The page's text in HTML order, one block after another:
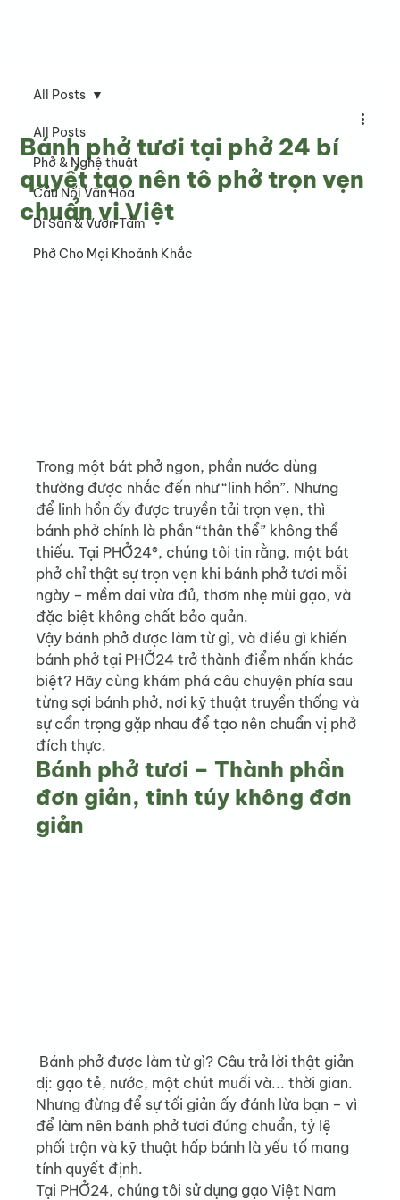
All Posts
Phở & Nghệ thuật
Cầu Nối Văn Hóa
Di Sản & Vươn Tầm
Phở Cho Mọi Khoảnh Khắc
All Posts
Bánh phở tươi tại phở 24 bí
quyết tạo nên tô phở trọn vẹn
chuẩn vị Việt
Trong một bát phở ngon, phần nước dùng
thường được nhắc đến như “linh hồn”. Nhưng
để linh hồn ấy được truyền tải trọn vẹn, thì
bánh phở chính là phần “thân thể” không thể
thiếu. Tại PHỞ24®, chúng tôi tin rằng, một bát
phở chỉ thật sự trọn vẹn khi bánh phở tươi mỗi
ngày – mềm dai vừa đủ, thơm nhẹ mùi gạo, và
đặc biệt không chất bảo quản.
Vậy bánh phở được làm từ gì, và điều gì khiến
bánh phở tại PHỞ24 trở thành điểm nhấn khác
biệt? Hãy cùng khám phá câu chuyện phía sau
từng sợi bánh phở, nơi kỹ thuật truyền thống và
sự cẩn trọng gặp nhau để tạo nên chuẩn vị phở
đích thực.
Bánh phở tươi – Thành phần
đơn giản, tinh túy không đơn
giản
dị: gạo tẻ, nước, một chút muối và... thời gian.
Nhưng đừng để sự tối giản ấy đánh lừa bạn – vì
để làm nên bánh phở tươi đúng chuẩn, tỷ lệ
phối trộn và kỹ thuật hấp bánh là yếu tố mang
tính quyết định.
Tại PHỞ24, chúng tôi sử dụng gạo Việt Nam